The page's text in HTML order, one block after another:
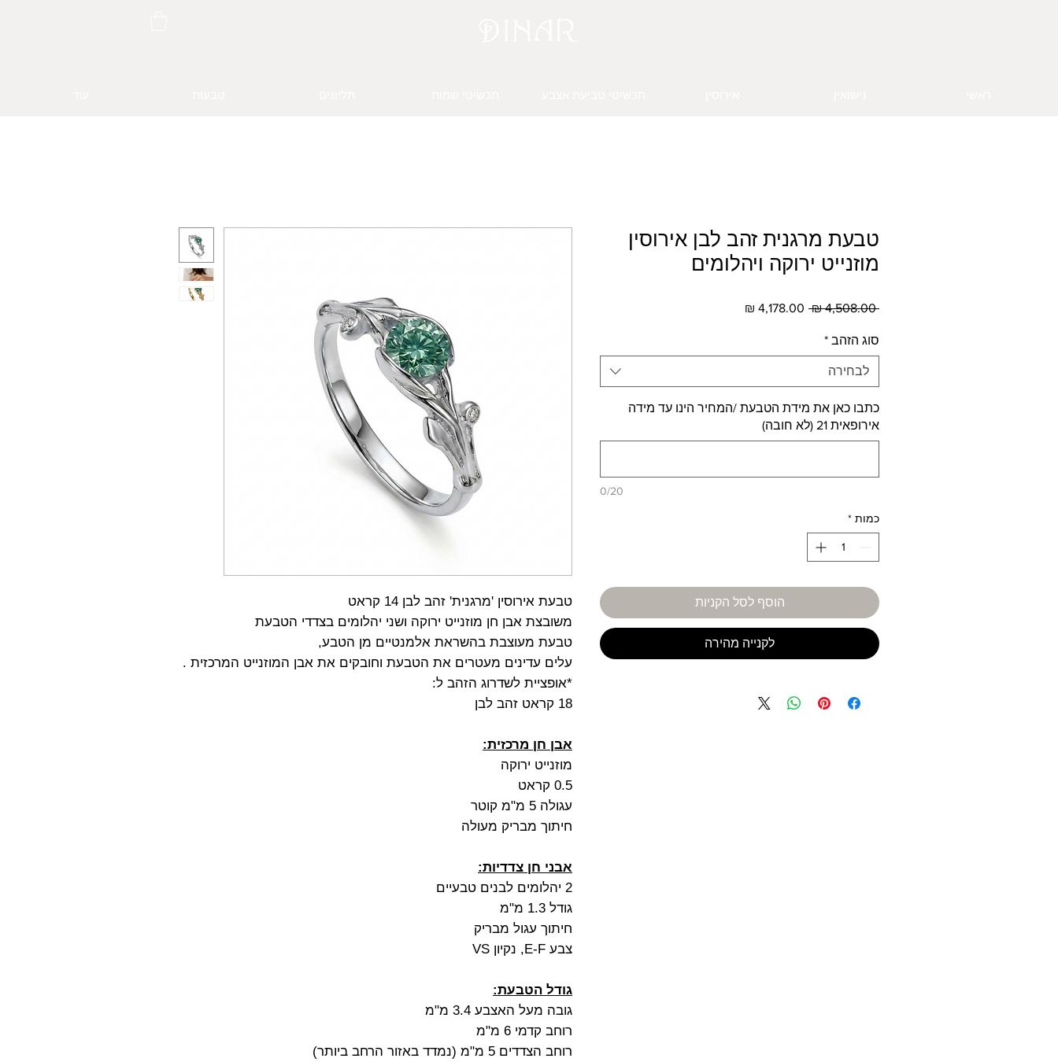
טבעת אירוסין 'מרגנית' זהב לבן 14 קראט
משובצת אבן חן מוזנייט ירוקה ושני יהלומים בצדדי הטבעת
טבעת מעוצבת בהשראת אלמנטיים מן הטבע,
עלים עדינים מעטרים את הטבעת וחובקים את אבן המוזנייט המרכזית .
*אופציית לשדרוג הזהב ל:
18 קראט זהב לבן
אבן חן מרכזית:
מוזנייט ירוקה
0.5 קראט
עגולה 5 מ"מ קוטר
חיתוך מבריק מעולה
אבני חן צדדיות:
2 יהלומים לבנים טבעיים
גודל 1.3 מ"מ
חיתוך עגול מבריק
צבע E-F, נקיון VS
גודל הטבעת:
גובה מעל האצבע 3.4 מ"מ
רוחב קדמי 6 מ"מ
רוחב הצדדים 5 מ"מ (נמדד באזור הרחב ביותר)
טבעת מרגנית זהב לבן אירוסין
מוזנייט ירוקה ויהלומים
‏4,508.00 ‏₪
מחיר
סוג הזהב *
לבחירה
כתבו כאן את מידת הטבעת /המחיר הינו עד מידה
אירופאית 21 (לא חובה)
0/20
כמות *
הוסף לסל הקניות
לקנייה מהירה